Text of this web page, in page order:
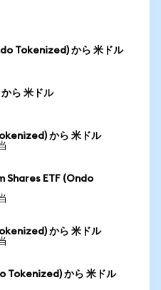
Tokenized) から 米ドル
ら 米ドル
から 米ドル
Shares ETF (Ondo
から 米ドル
から 米ドル